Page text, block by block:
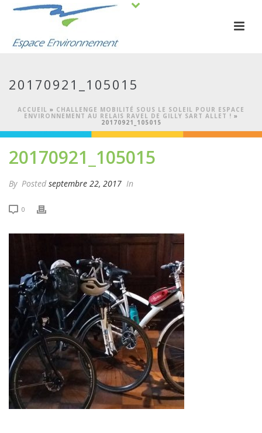
20170921_105015
ACCUEIL » CHALLENGE MOBILITÉ SOUS LE SOLEIL POUR ESPACE
ENVIRONNEMENT AU RELAIS RAVEL DE GILLY SART ALLET ! »
20170921_105015
20170921_105015
By Posted septembre 22, 2017 In
0